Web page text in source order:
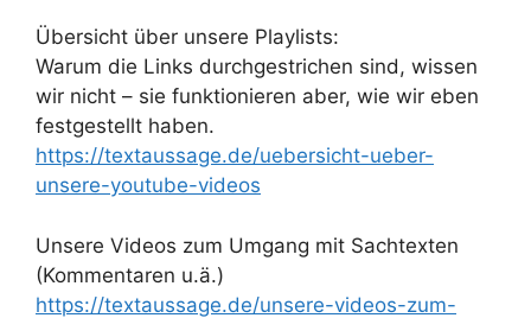
Übersicht über unsere Playlists:
Warum die Links durchgestrichen sind, wissen
wir nicht – sie funktionieren aber, wie wir eben
festgestellt haben.
https://textaussage.de/uebersicht-ueber-
unsere-youtube-videos
Unsere Videos zum Umgang mit Sachtexten
(Kommentaren u.ä.)
https://textaussage.de/unsere-videos-zum-